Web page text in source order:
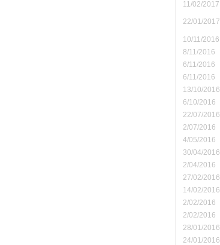
11/02/2017
22/01/2017
10/11/2016
8/11/2016
6/11/2016
6/11/2016
13/10/2016
6/10/2016
22/07/2016
2/07/2016
4/05/2016
30/04/2016
2/04/2016
27/02/2016
14/02/2016
2/02/2016
2/02/2016
28/01/2016
24/01/2016